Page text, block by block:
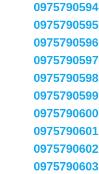
0975790594
0975790595
0975790596
0975790597
0975790598
0975790599
0975790600
0975790601
0975790602
0975790603